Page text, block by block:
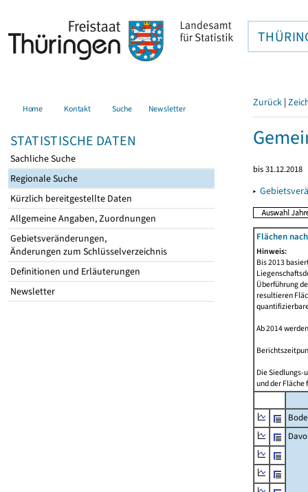
Home Kontakt Suche Newsletter
STATISTISCHE DATEN
Sachliche Suche
Regionale Suche
Kürzlich bereitgestellte Daten
Allgemeine Angaben, Zuordnungen
Gebietsveränderungen,
Änderungen zum Schlüsselverzeichnis
Definitionen und Erläuterungen
Newsletter
Zurück |
bis 31.12.2018
▸
Flächen
Hinweis:
Bis 2013
Überführung
resultieren
Ab 2014
Die Siedlungs-
und der Fläche